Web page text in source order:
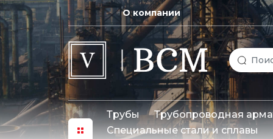
О компании
Трубы Трубопроводная
Специальные стали и сплавы